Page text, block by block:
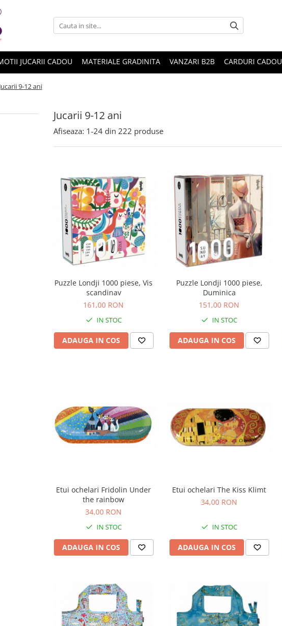
JUCARII CADOU MATERIALE GRADINITA VANZARI B2B CARDURI CADOU
Jucarii 9-12 ani
Jucarii 9-12 ani
Afiseaza: 1-24 din 222 produse
Puzzle Londji 1000 piese, Vis
scandinav
161,00 RON
IN STOC
ADAUGA IN COS
Puzzle Londji 1000 piese,
Duminica
151,00 RON
IN STOC
ADAUGA IN COS
Etui ochelari Fridolin Under
the rainbow
34,00 RON
IN STOC
ADAUGA IN COS
Etui ochelari The Kiss Klimt
34,00 RON
IN STOC
ADAUGA IN COS